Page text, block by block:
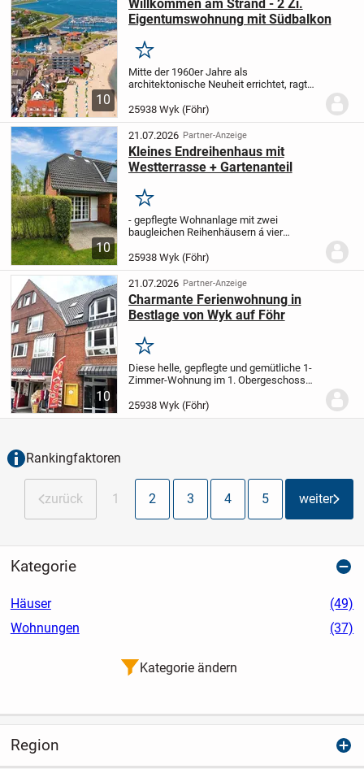
10
Willkommen am Strand - 2 Zi.
Eigentumswohnung mit Südbalkon
Merken
Mitte der 1960er Jahre als
architektonische Neuheit errichtet, ragt
den Strandbereich des Wyker
Hafenstrandes hinein. Die hier
angebotene 2 Zimmer Eigentumswohn...
25938 Wyk (Föhr)
10
21.07.2026 Partner-Anzeige
Kleines Endreihenhaus mit
Westterrasse + Gartenanteil
Merken
- gepflegte Wohnanlage mit zwei
baugleichen Reihenhäusern á vier
großen Grundstück - zum Verkauf steht
ein Reihenendhaus - zur Wohnung gehört
das Sondernutzungsrec...
25938 Wyk (Föhr)
10
21.07.2026 Partner-Anzeige
Charmante Ferienwohnung in
Bestlage von Wyk auf Föhr
Merken
Diese helle, gepflegte und gemütliche 1-
Zimmer-Wohnung im 1. Obergeschoss
Lagen von Wyk auf Föhr - direkt auf der
"Schokoladenseite" der Insel. Nur etwa
25938 Wyk (Föhr)
Rankingfaktoren
zurück 1 2 3 4 5 weiter
Kategorie
Häuser
(49)
Wohnungen
(37)
Kategorie ändern
Region